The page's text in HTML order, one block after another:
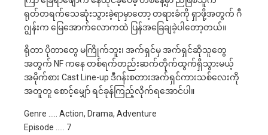
ရုတ်တရက်သေဆုံးသွားခဲ့ရာမှာတော့ တရားခံကို ရှာဖို့အတွက် ဂီ
ဂျွန်းက မြေအောက်လောကထဲ ပြန်အခြေချခဲ့ပါတော့တယ်။
ရိုတာ ပိုတာတွေ မကြိုက်ဘူး၊ အက်ရှင်မှ အက်ရှင်ဆိုသူတွေ
အတွက် NF ကနေ တစ်ရက်တည်းဆက်တိုက်ထွက်ရှိသွားမယ့်
အမိုက်စား Cast Line-up ဒီဂန်းစတားအက်ရှင်ကားသစ်လေးကို
အတူတူ စောင့်မျှော် ရင်ခုန်ကြည့်လိုက်ရအောင်ပါ။
Genre ….. Action, Drama, Adventure
Episode ….. 7